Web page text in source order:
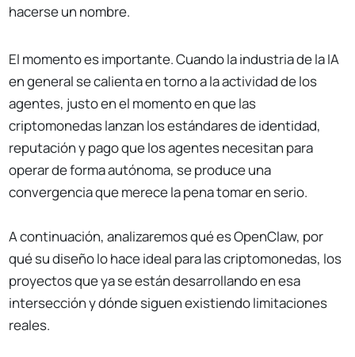
hacerse un nombre.
El momento es importante. Cuando la industria de la IA
en general se calienta en torno a la actividad de los
agentes, justo en el momento en que las
criptomonedas lanzan los estándares de identidad,
reputación y pago que los agentes necesitan para
operar de forma autónoma, se produce una
convergencia que merece la pena tomar en serio.
A continuación, analizaremos qué es OpenClaw, por
qué su diseño lo hace ideal para las criptomonedas, los
proyectos que ya se están desarrollando en esa
intersección y dónde siguen existiendo limitaciones
reales.